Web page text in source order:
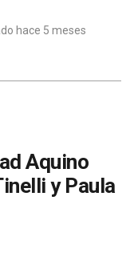
hace 5 meses
Aquino
y Paula